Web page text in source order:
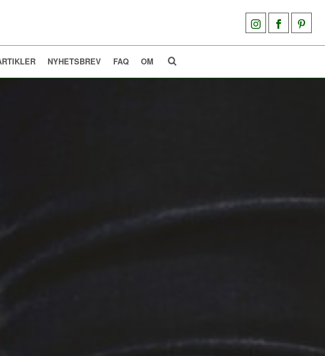
NYHETSBREV FAQ OM